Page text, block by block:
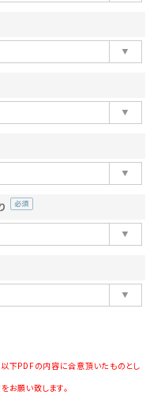
下PDFの内容に合意頂いたものとし
お願い致します。